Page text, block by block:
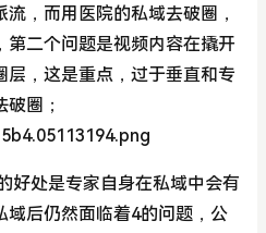
，而用医院的私域去破圈，
第二个问题是视频内容在撬开
层，这是重点，过于垂直和专
圈；
好处是专家自身在私域中会有
域后仍然面临着4的问题，公